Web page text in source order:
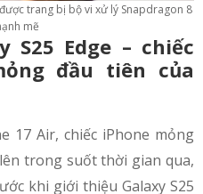
trang bị bộ vi xử lý Snapdragon 8
mẽ
S25 Edge – chiếc
đầu tiên của
17 Air, chiếc iPhone mỏng
trong suốt thời gian qua,
khi giới thiệu Galaxy S25